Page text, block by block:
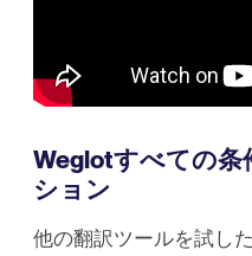
Weglotすべての条
ション
他の翻訳ツールを試し